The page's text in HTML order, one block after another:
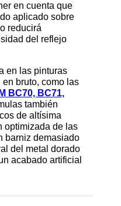
en cuenta que
aplicado sobre
reducirá
del reflejo
en las pinturas
bruto, como las
BC70, BC71,
también
de altísima
optimizada de las
barniz demasiado
del metal dorado
acabado artificial